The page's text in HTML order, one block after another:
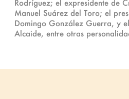
Rodríguez; el expresidente de
Manuel Suárez del Toro; el
Domingo González Guerra, y
Alcaide, entre otras